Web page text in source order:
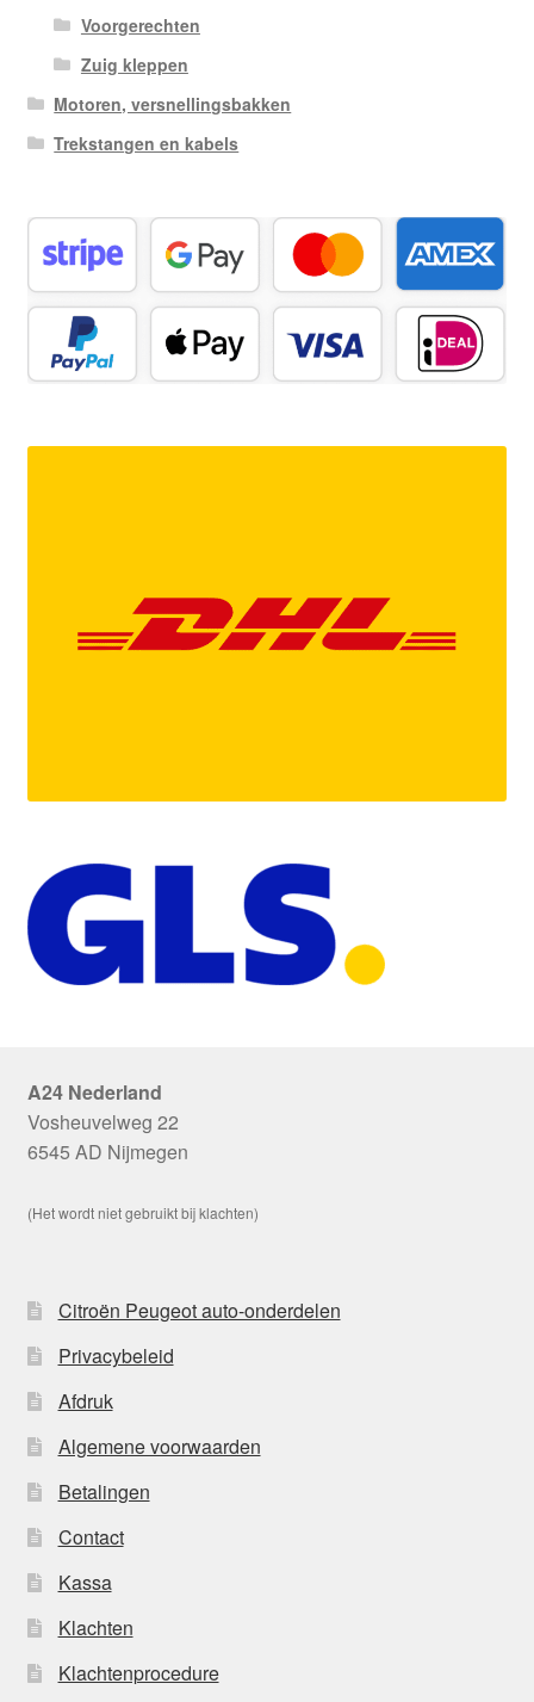
Voorgerechten
Zuig kleppen
Motoren, versnellingsbakken
Trekstangen en kabels
A24 Nederland
Vosheuvelweg 22
6545 AD Nijmegen
(Het wordt niet gebruikt bij klachten)
Citroën Peugeot auto-onderdelen
Privacybeleid
Afdruk
Algemene voorwaarden
Betalingen
Contact
Kassa
Klachten
Klachtenprocedure